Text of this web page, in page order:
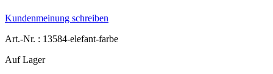
Kundenmeinung schreiben
Art.-Nr. : 13584-elefant-farbe
Auf Lager